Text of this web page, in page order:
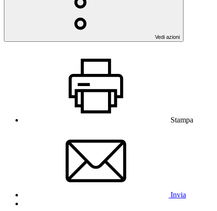
Vedi azioni
Stampa
Invia